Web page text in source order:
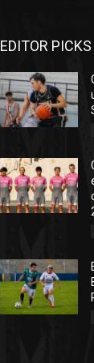
EDITOR PICKS